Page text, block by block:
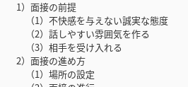
1）面接の前提
（1）不快感を与えない誠実な態度
（2）話しやすい雰囲気を作る
（3）相手を受け入れる
2）面接の進め方
（1）場所の設定